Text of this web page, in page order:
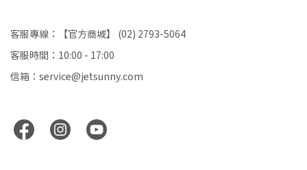
客服專線：【官方商城】 (02) 2793-5064
客服時間：10:00 - 17:00
信箱：service@jetsunny.com